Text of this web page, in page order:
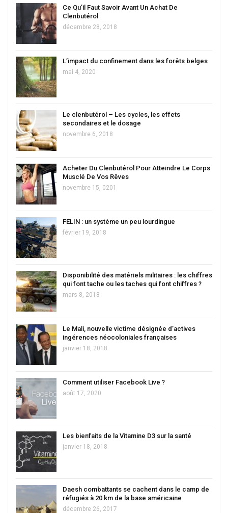
Ce Qu’il Faut Savoir Avant Un Achat De
Clenbutérol
décembre 28, 2018
L’impact du confinement dans les forêts belges
mai 4, 2020
Le clenbutérol – Les cycles, les effets
secondaires et le dosage
novembre 6, 2018
Acheter Du Clenbutérol Pour Atteindre Le Corps
Musclé De Vos Rêves
novembre 15, 0201
FELIN : un système un peu lourdingue
février 19, 2018
Disponibilité des matériels militaires : les chiffres
qui font tache ou les taches qui font chiffres ?
mars 8, 2018
Le Mali, nouvelle victime désignée d’actives
ingérences néocoloniales françaises
janvier 18, 2018
Comment utiliser Facebook Live ?
août 17, 2020
Les bienfaits de la Vitamine D3 sur la santé
janvier 18, 2018
Daesh combattants se cachent dans le camp de
réfugiés à 20 km de la base américaine
décembre 26, 2017